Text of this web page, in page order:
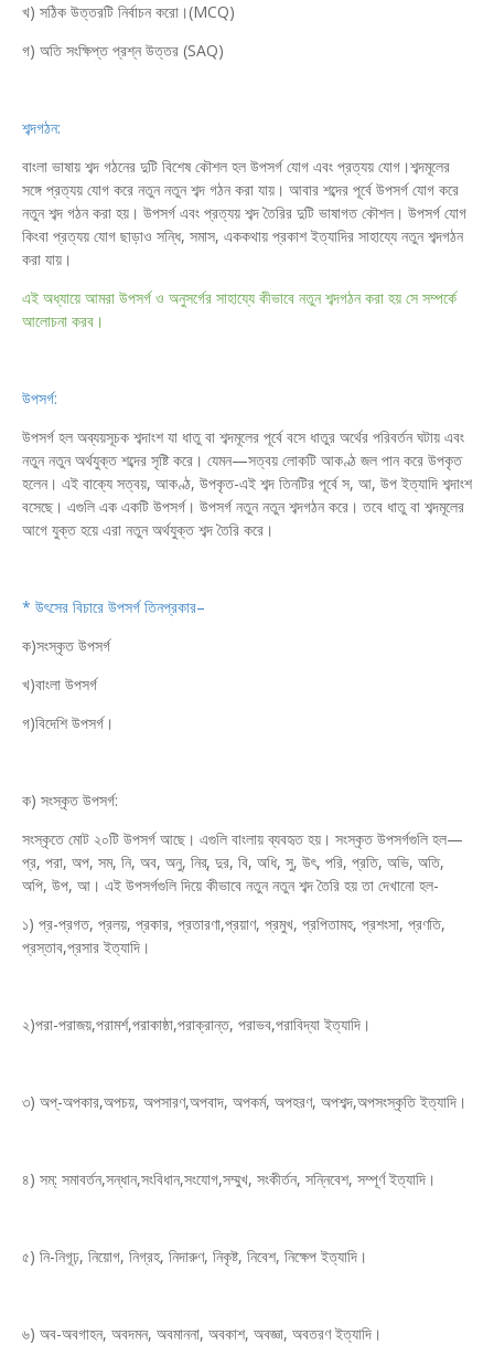
খ) সঠিক উত্তরটি নির্বাচন করো।(MCQ)
গ) অতি সংক্ষিপ্ত প্রশ্ন উত্তর (SAQ)
শব্দগঠন:
বাংলা ভাষায় শব্দ গঠনের দুটি বিশেষ কৌশল হল উপসর্গ যোগ এবং প্রত্যয় যোগ।শব্দমূলের
সঙ্গে প্রত্যয় যোগ করে নতুন নতুন শব্দ গঠন করা যায়। আবার শব্দের পূর্বে উপসর্গ যোগ করে
নতুন শব্দ গঠন করা হয়। উপসর্গ এবং প্রত্যয় শব্দ তৈরির দুটি ভাষাগত কৌশল। উপসর্গ যোগ
কিংবা প্রত্যয় যোগ ছাড়াও সন্ধি, সমাস, এককথায় প্রকাশ ইত্যাদির সাহায্যে নতুন শব্দগঠন
করা যায়।
এই অধ্যায়ে আমরা উপসর্গ ও অনুসর্গের সাহায্যে কীভাবে নতুন শব্দগঠন করা হয় সে সম্পর্কে
আলোচনা করব।
উপসর্গ:
উপসর্গ হল অব্যয়সূচক শব্দাংশ যা ধাতু বা শব্দমূলের পূর্বে বসে ধাতুর অর্থের পরিবর্তন ঘটায় এবং
নতুন নতুন অর্থযুক্ত শব্দের সৃষ্টি করে। যেমন—সত্বয় লোকটি আকণ্ঠ জল পান করে উপকৃত
হলেন। এই বাক্যে সত্বয়, আকণ্ঠ, উপকৃত-এই শব্দ তিনটির পূর্বে স, আ, উপ ইত্যাদি শব্দাংশ
বসেছে। এগুলি এক একটি উপসর্গ। উপসর্গ নতুন নতুন শব্দগঠন করে। তবে ধাতু বা শব্দমূলের
আগে যুক্ত হয়ে এরা নতুন অর্থযুক্ত শব্দ তৈরি করে।
* উৎসের বিচারে উপসর্গ তিনপ্রকার–
ক)সংস্কৃত উপসর্গ
খ)বাংলা উপসর্গ
গ)বিদেশি উপসর্গ।
ক) সংস্কৃত উপসর্গ:
সংস্কৃতে মোট ২০টি উপসর্গ আছে। এগুলি বাংলায় ব্যবহৃত হয়। সংস্কৃত উপসর্গগুলি হল—
প্র, পরা, অপ, সম, নি, অব, অনু, নির্, দুর, বি, অধি, সু, উৎ, পরি, প্রতি, অভি, অতি,
অপি, উপ, আ। এই উপসর্গগুলি দিয়ে কীভাবে নতুন নতুন শব্দ তৈরি হয় তা দেখানো হল-
১) প্র-প্রগত, প্রলয়, প্রকার, প্রতারণা,প্রয়াণ, প্রমুখ, প্রপিতামহ, প্রশংসা, প্রণতি,
প্রস্তাব,প্রসার ইত্যাদি।
২)পরা-পরাজয়,পরামর্শ,পরাকাষ্ঠা,পরাক্রান্ত, পরাভব,পরাবিদ্যা ইত্যাদি।
৩) অপ্-অপকার,অপচয়, অপসারণ,অপবাদ, অপকর্ম, অপহরণ, অপশব্দ,অপসংস্কৃতি ইত্যাদি।
৪) সম্: সমাবর্তন,সন্ধান,সংবিধান,সংযোগ,সম্মুখ, সংকীর্তন, সন্নিবেশ, সম্পূর্ণ ইত্যাদি।
৫) নি-নিগূঢ়, নিয়োগ, নিগ্রহ, নিদারুণ, নিকৃষ্ট, নিবেশ, নিক্ষেপ ইত্যাদি।
৬) অব-অবগাহন, অবদমন, অবমাননা, অবকাশ, অবজ্ঞা, অবতরণ ইত্যাদি।